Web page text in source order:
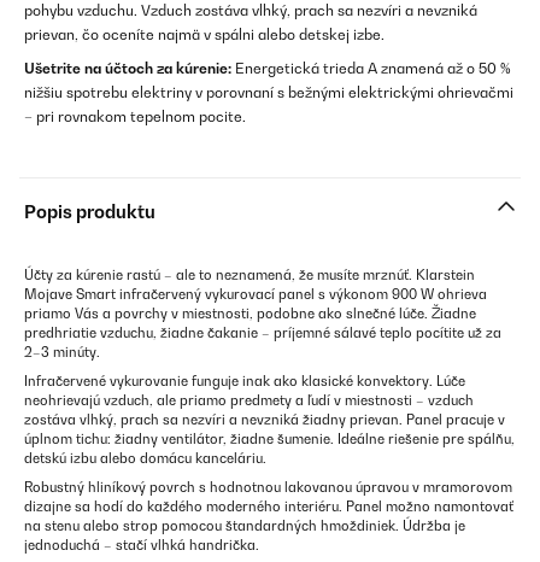
pohybu vzduchu. Vzduch zostáva vlhký, prach sa nezvíri a nevzniká
prievan, čo oceníte najmä v spálni alebo detskej izbe.
Ušetrite na účtoch za kúrenie: Energetická trieda A znamená až o 50 %
nižšiu spotrebu elektriny v porovnaní s bežnými elektrickými ohrievačmi
– pri rovnakom tepelnom pocite.
Popis produktu
Účty za kúrenie rastú – ale to neznamená, že musíte mrznúť. Klarstein
Mojave Smart infračervený vykurovací panel s výkonom 900 W ohrieva
priamo Vás a povrchy v miestnosti, podobne ako slnečné lúče. Žiadne
predhriatie vzduchu, žiadne čakanie – príjemné sálavé teplo pocítite už za
2–3 minúty.
Infračervené vykurovanie funguje inak ako klasické konvektory. Lúče
neohrievajú vzduch, ale priamo predmety a ľudí v miestnosti – vzduch
zostáva vlhký, prach sa nezvíri a nevzniká žiadny prievan. Panel pracuje v
úplnom tichu: žiadny ventilátor, žiadne šumenie. Ideálne riešenie pre spálňu,
detskú izbu alebo domácu kanceláriu.
Robustný hliníkový povrch s hodnotnou lakovanou úpravou v mramorovom
dizajne sa hodí do každého moderného interiéru. Panel možno namontovať
na stenu alebo strop pomocou štandardných hmoždiniek. Údržba je
jednoduchá – stačí vlhká handrička.